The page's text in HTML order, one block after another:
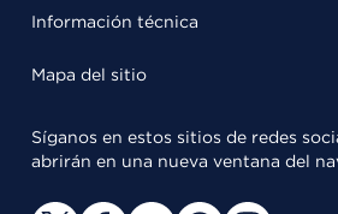
Información técnica
Mapa del sitio
Síganos en estos sitios de redes
abrirán en una nueva ventana del